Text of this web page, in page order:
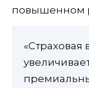
повышенном
«Страховая